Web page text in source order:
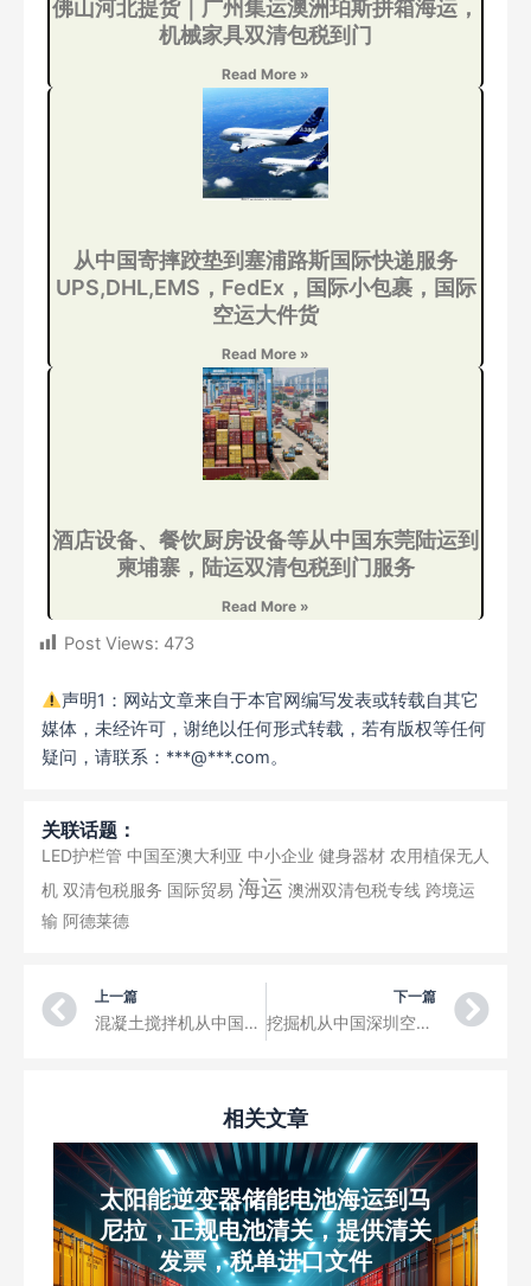
佛山河北提货｜广州集运澳洲珀斯拼箱海运，
机械家具双清包税到门
Read More »
从中国寄摔跤垫到塞浦路斯国际快递服务
UPS,DHL,EMS，FedEx，国际小包裹，国际
空运大件货
Read More »
酒店设备、餐饮厨房设备等从中国东莞陆运到
柬埔寨，陆运双清包税到门服务
Read More »
Post Views: 473
声明1：网站文章来自于本官网编写发表或转载自其它
媒体，未经许可，谢绝以任何形式转载，若有版权等任何
疑问，请联系：***@***.com。
关联话题：
LED护栏管 中国至澳大利亚 中小企业 健身器材 农用植保无人
机 双清包税服务 国际贸易 海运 澳洲双清包税专线 跨境运
输 阿德莱德
Prev
上一篇
混凝土搅拌机从中国深圳空运到森讷堡机场三字代码SGD
下一篇
挖掘机从中国深圳空运到格德霍普/努克机场字代码GOH
相关文章
太阳能逆变器储能电池海运到马
尼拉，正规电池清关，提供清关
发票，税单进口文件